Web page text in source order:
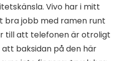
Vivo har i mitt
jobb med ramen runt
till att telefonen är otroligt
baksidan på den här